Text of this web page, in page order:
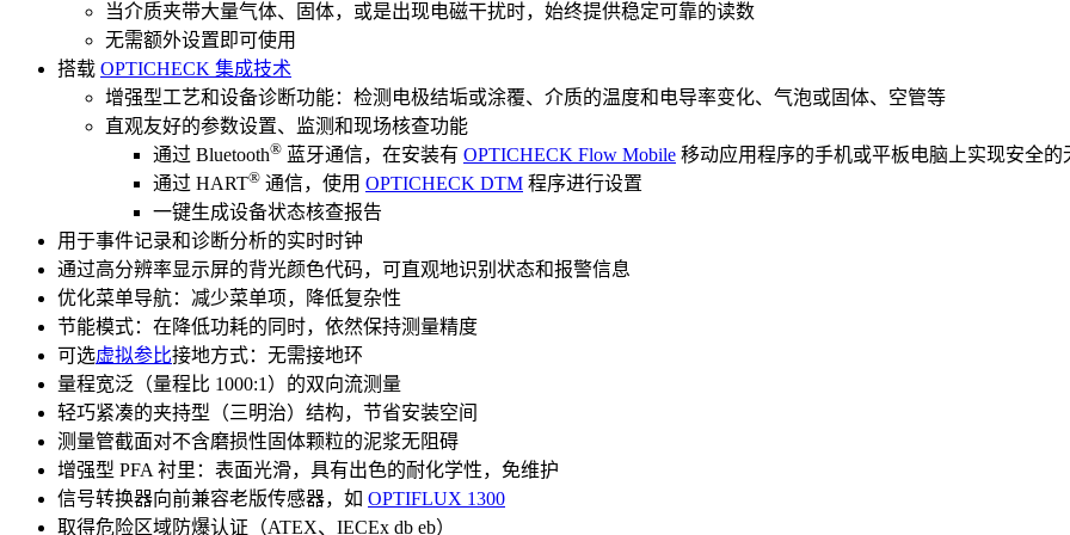
当介质夹带大量气体、固体，或是出现电磁干扰时，始终提供稳定可靠的读数
无需额外设置即可使用
搭载 OPTICHECK 集成技术
增强型工艺和设备诊断功能：检测电极结垢或涂覆、介质的温度和电导率变化、气泡或固体、空管等
直观友好的参数设置、监测和现场核查功能
通过 Bluetooth® 蓝牙通信，在安装有 OPTICHECK Flow Mobile 移动应用程序的手机或平板电脑上实现安全的
通过 HART® 通信，使用 OPTICHECK DTM 程序进行设置
一键生成设备状态核查报告
用于事件记录和诊断分析的实时时钟
通过高分辨率显示屏的背光颜色代码，可直观地识别状态和报警信息
优化菜单导航：减少菜单项，降低复杂性
节能模式：在降低功耗的同时，依然保持测量精度
可选虚拟参比接地方式：无需接地环
量程宽泛（量程比 1000:1）的双向流测量
轻巧紧凑的夹持型（三明治）结构，节省安装空间
测量管截面对不含磨损性固体颗粒的泥浆无阻碍
增强型 PFA 衬里：表面光滑，具有出色的耐化学性，免维护
信号转换器向前兼容老版传感器，如 OPTIFLUX 1300
取得危险区域防爆认证（ATEX、IECEx db eb）